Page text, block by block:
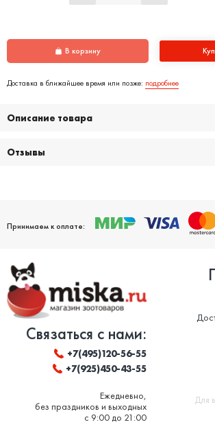
В корзину
Доставка в ближайшее время или позже: подробнее
Описание товара
Отзывы
Принимаем к оплате:
Связаться с нами:
+7(495)120-56-55
+7(925)450-43-55
Ежедневно,
без праздников и выходных
с 9:00 до 21:00
Для